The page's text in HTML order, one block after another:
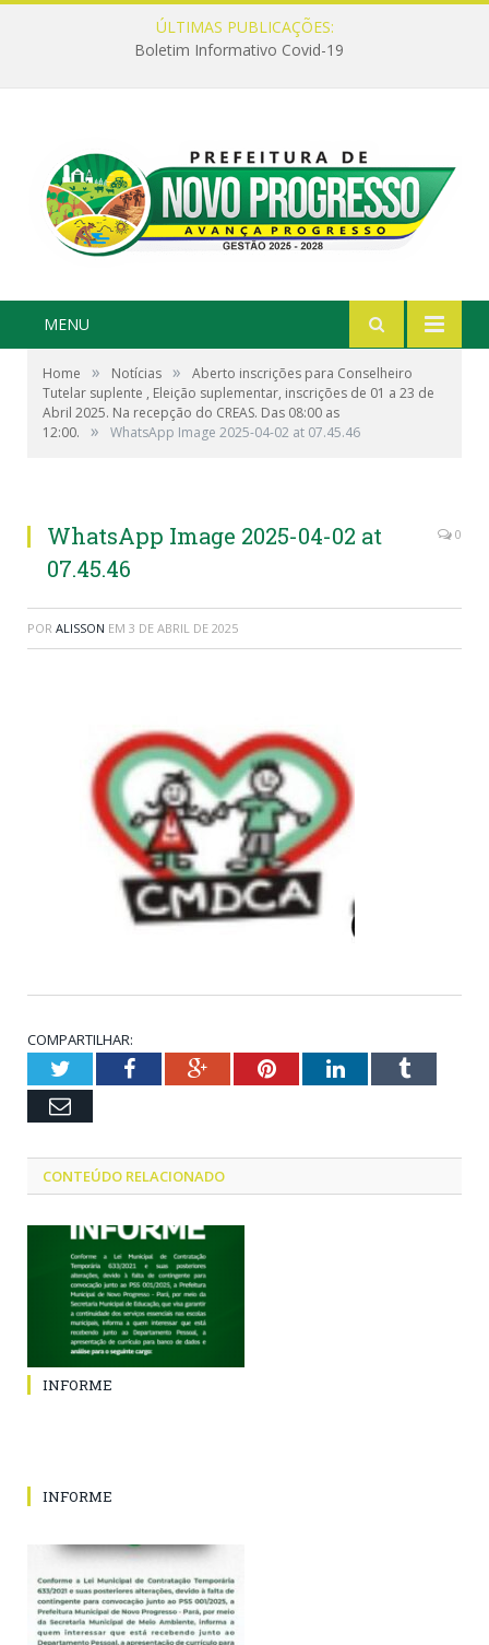
ÚLTIMAS PUBLICAÇÕES:
Boletim Informativo Covid-19
MENU
Home » Notícias »
Aberto inscrições para Conselheiro
Tutelar suplente , Eleição suplementar, inscrições de 01 a 23 de
Abril 2025. Na recepção do CREAS. Das 08:00 as
12:00.
» WhatsApp Image 2025-04-02 at 07.45.46
WhatsApp Image 2025-04-02 at
07.45.46
0
POR ALISSON EM 3 DE ABRIL DE 2025
COMPARTILHAR:
TwitterFacebookGoogle+PinterestLinkedInTumblr
Email
CONTEÚDO RELACIONADO
INFORME
INFORME